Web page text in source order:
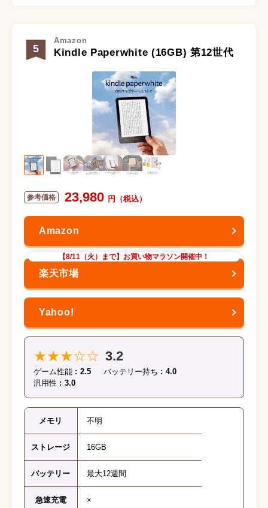
5
Amazon
Kindle Paperwhite (16GB) 第12世代
23,980
【8/11（火）まで】お買い物マラソン開催中！
★★★☆☆ 3.2
ゲーム性能 2.5 バッテリー持ち
4.0
汎用性
3.0
メモリ 不明
ストレージ 16GB
バッテリー 最大12週間
急速充電 ×